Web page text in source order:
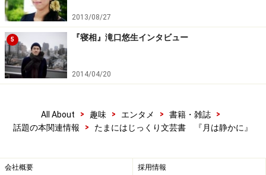
2013/08/27
5 『寝相』滝口悠生インタビュー
2014/04/20
All About > 趣味 > エンタメ > 書籍・雑誌
>
話題の本関連情報
> たまにはじっくり文芸書 『月は静かに』
会社概要 採用情報